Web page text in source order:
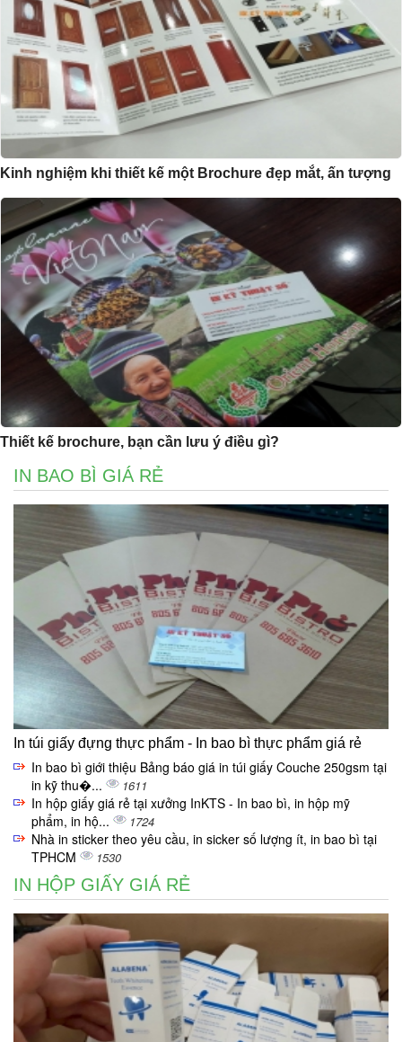
Kinh nghiệm khi thiết kế một Brochure đẹp mắt, ấn tượng
Thiết kế brochure, bạn cần lưu ý điều gì?
IN BAO BÌ GIÁ RẺ
In túi giấy đựng thực phẩm - In bao bì thực phẩm giá rẻ
In bao bì giới thiệu Bảng báo giá in túi giấy Couche 250gsm tại
in kỹ thu�...
1611
In hộp giấy giá rẻ tại xưởng InKTS - In bao bì, in hộp mỹ
phẩm, in hộ...
1724
Nhà in sticker theo yêu cầu, in sicker số lượng ít, in bao bì tại
TPHCM
1530
IN HỘP GIẤY GIÁ RẺ